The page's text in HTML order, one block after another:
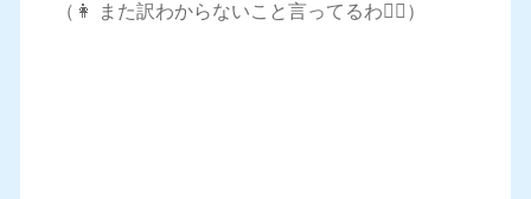
（👩 また訳わからないこと言ってるわ🤦‍♀️）